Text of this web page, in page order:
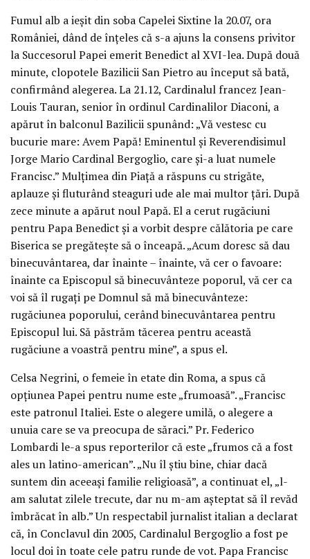
Fumul alb a ieşit din soba Capelei Sixtine la 20.07, ora
României, dând de înţeles că s-a ajuns la consens privitor
la Succesorul Papei emerit Benedict al XVI-lea. După două
minute, clopotele Bazilicii San Pietro au început să bată,
confirmând alegerea. La 21.12, Cardinalul francez Jean-
Louis Tauran, senior în ordinul Cardinalilor Diaconi, a
apărut în balconul Bazilicii spunând: „Vă vestesc cu
bucurie mare: Avem Papă! Eminentul şi Reverendisimul
Jorge Mario Cardinal Bergoglio, care şi-a luat numele
Francisc.” Mulţimea din Piaţă a răspuns cu strigăte,
aplauze şi fluturând steaguri ude ale mai multor ţări. După
zece minute a apărut noul Papă. El a cerut rugăciuni
pentru Papa Benedict şi a vorbit despre călătoria pe care
Biserica se pregăteşte să o înceapă. „Acum doresc să dau
binecuvântarea, dar înainte – înainte, vă cer o favoare:
înainte ca Episcopul să binecuvânteze poporul, vă cer ca
voi să îl rugaţi pe Domnul să mă binecuvânteze:
rugăciunea poporului, cerând binecuvântarea pentru
Episcopul lui. Să păstrăm tăcerea pentru această
rugăciune a voastră pentru mine”, a spus el.
Celsa Negrini, o femeie în etate din Roma, a spus că
opţiunea Papei pentru nume este „frumoasă”. „Francisc
este patronul Italiei. Este o alegere umilă, o alegere a
unuia care se va preocupa de săraci.” Pr. Federico
Lombardi le-a spus reporterilor că este „frumos că a fost
ales un latino-american”. „Nu îl ştiu bine, chiar dacă
suntem din aceeaşi familie religioasă”, a continuat el, „l-
am salutat zilele trecute, dar nu m-am aşteptat să îl revăd
îmbrăcat în alb.” Un respectabil jurnalist italian a declarat
că, în Conclavul din 2005, Cardinalul Bergoglio a fost pe
locul doi în toate cele patru runde de vot. Papa Francisc